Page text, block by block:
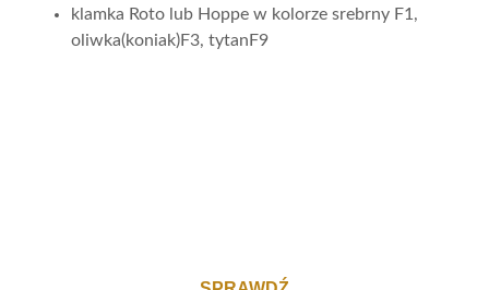
klamka Roto lub Hoppe w kolorze srebrny F1,
oliwka(koniak)F3, tytanF9